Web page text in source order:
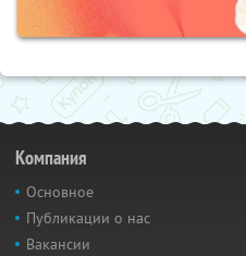
Компания
Основное
Публикации о нас
Вакансии